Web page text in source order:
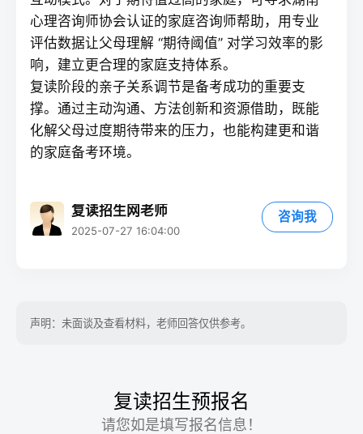
心理咨询师协会认证的家庭咨询师帮助，用专业
评估数据让父母理解 “期待阈值” 对学习效率的影
响，建立更合理的家庭支持体系。
复读 阶段的亲子关系调节是备考成功的重要支
撑。通过主动沟通、方法创新和资源借助，既能
化解父母过度期待带来的压力，也能构建更和谐
的家庭备考环境。
复读招生网老师
2025-07-27 16:04:00
咨询我
声明：未面谈及查看材料，老师回答仅供参考。
复读招生预报名
请您如是填写报名信息！